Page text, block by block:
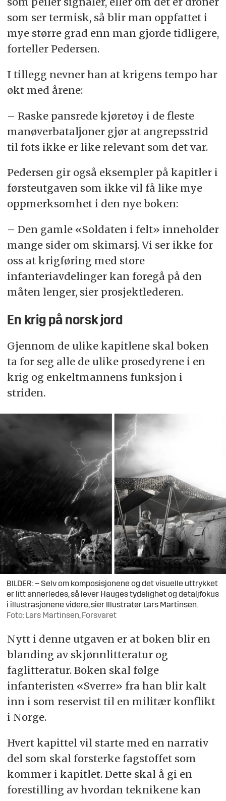
som ser termisk, så blir man oppfattet i
mye større grad enn man gjorde tidligere,
forteller Pedersen.
I tillegg nevner han at krigens tempo har
økt med årene:
– Raske pansrede kjøretøy i de fleste
manøverbataljoner gjør at angrepsstrid
til fots ikke er like relevant som det var.
Pedersen gir også eksempler på kapitler i
førsteutgaven som ikke vil få like mye
oppmerksomhet i den nye boken:
– Den gamle «Soldaten i felt» inneholder
mange sider om skimarsj. Vi ser ikke for
oss at krigføring med store
infanteriavdelinger kan foregå på den
måten lenger, sier prosjektlederen.
En krig på norsk jord
Gjennom de ulike kapitlene skal boken
ta for seg alle de ulike prosedyrene i en
krig og enkeltmannens funksjon i
striden.
BILDER: – Selv om komposisjonene og det visuelle uttrykket
er litt annerledes, så lever Hauges tydelighet og detaljfokus
i illustrasjonene videre, sier Illustratør Lars Martinsen.
Foto: Lars Martinsen, Forsvaret
Nytt i denne utgaven er at boken blir en
blanding av skjønnlitteratur og
faglitteratur. Boken skal følge
infanteristen «Sverre» fra han blir kalt
inn i som reservist til en militær konflikt
i Norge.
Hvert kapittel vil starte med en narrativ
del som skal forsterke fagstoffet som
kommer i kapitlet. Dette skal å gi en
forestilling av hvordan teknikene kan